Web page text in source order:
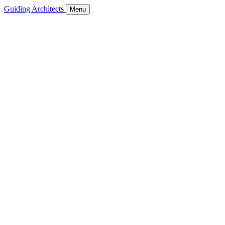
Guiding Architects Menu